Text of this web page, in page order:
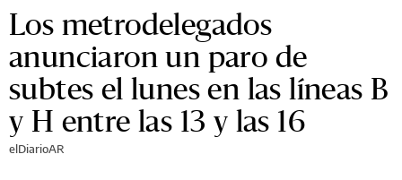
Los metrodelegados
anunciaron un paro de
subtes el lunes en las líneas B
y H entre las 13 y las 16
elDiarioAR